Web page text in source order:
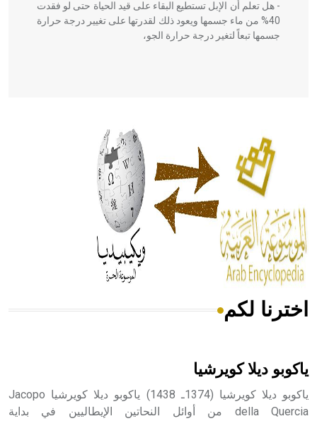
- هل تعلم أن الإبل تستطيع البقاء على قيد الحياة حتى لو فقدت
40% من ماء جسمها ويعود ذلك لقدرتها على تغيير درجة حرارة
جسمها تبعاً لتغير درجة حرارة الجو،
الحكم، الأدلة، تنظيم التغذية، ورسالته في جروح الرأس. ويعود
له الفضل بأنه حرر الطب من الدين والفلسفة.
- هل تعلم أن المرجان إفراز حيواني يتكون في البحر ويتركب
من مادة كربونات الكلسيوم، وهو أحمر أو شديد الحمرة وهو
أجود أنواعه، ويمتاز بكبر الحجم ويسمى الش
هل تعلم أن الأبسيد كلمة فرنسية اللفظ تم اعتمادها مصطلحاً
اخترنا لكم
ياكوبو ديلا كويرشيا
ياكوبو ديلا كويرشيا (1374ـ 1438) ياكوبو ديلا كويرشيا Jacopo
della Quercia من أوائل النحاتين الإيطاليين في بداية